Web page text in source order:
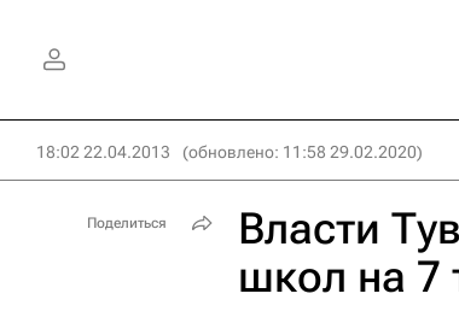
18:02 22.04.2013 (обновлено: 11:58 29.02.2020)
Власти
школ на 7
Поделиться